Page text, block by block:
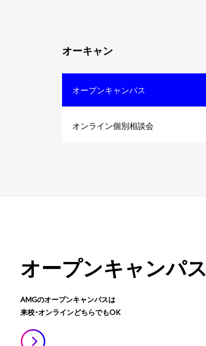
オーキャン
オープンキャンパス
オンライン個別相談会
オープンキャンパス
AMGのオープンキャンパスは
来校・オンラインどちらでもOK